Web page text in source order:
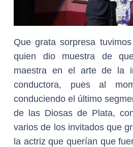
Que grata sorpresa
quien dio muestra de
maestra en el arte de la
conductora, pues al
conduciendo el último
de las Diosas de Plata,
varios de los invitados que
la actriz que querían que